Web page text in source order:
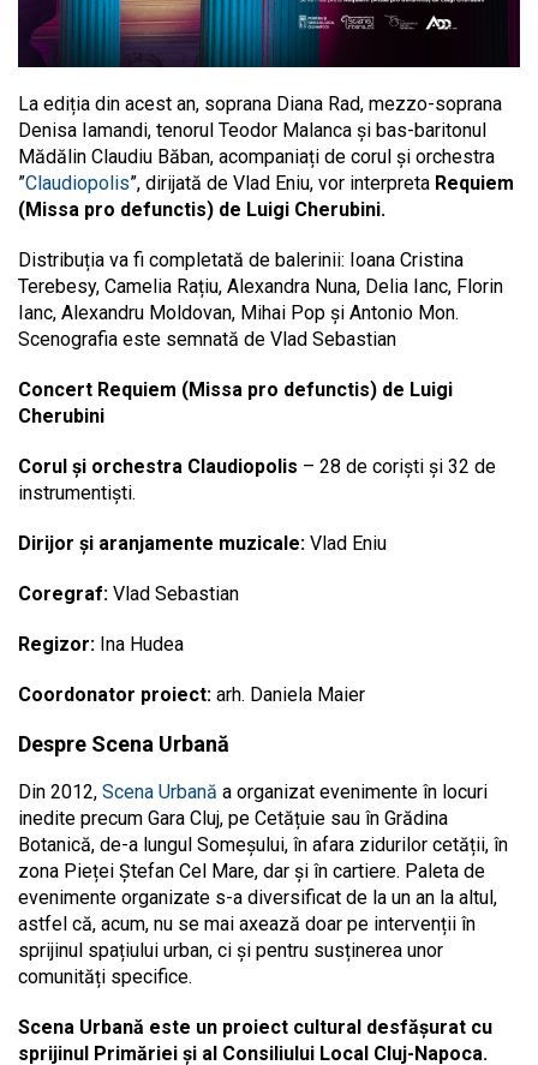
La ediția din acest an, soprana Diana Rad, mezzo-soprana
Denisa Iamandi, tenorul Teodor Malanca și bas-baritonul
Mădălin Claudiu Băban, acompaniați de corul și orchestra
”Claudiopolis”, dirijată de Vlad Eniu, vor interpreta Requiem
(Missa pro defunctis) de Luigi Cherubini.
Distribuția va fi completată de balerinii: Ioana Cristina
Terebesy, Camelia Rațiu, Alexandra Nuna, Delia Ianc, Florin
Ianc, Alexandru Moldovan, Mihai Pop și Antonio Mon.
Scenografia este semnată de Vlad Sebastian
Concert Requiem (Missa pro defunctis) de Luigi
Cherubini
Corul și orchestra Claudiopolis – 28 de coriști și 32 de
instrumentiști.
Dirijor și aranjamente muzicale: Vlad Eniu
Coregraf: Vlad Sebastian
Regizor: Ina Hudea
Coordonator proiect: arh. Daniela Maier
Despre Scena Urbană
Din 2012, Scena Urbană a organizat evenimente în locuri
inedite precum Gara Cluj, pe Cetățuie sau în Grădina
Botanică, de-a lungul Someșului, în afara zidurilor cetății, în
zona Pieței Ștefan Cel Mare, dar și în cartiere. Paleta de
evenimente organizate s-a diversificat de la un an la altul,
astfel că, acum, nu se mai axează doar pe intervenții în
sprijinul spațiului urban, ci și pentru susținerea unor
comunități specifice.
Scena Urbană este un proiect cultural desfășurat cu
sprijinul Primăriei și al Consiliului Local Cluj-Napoca.